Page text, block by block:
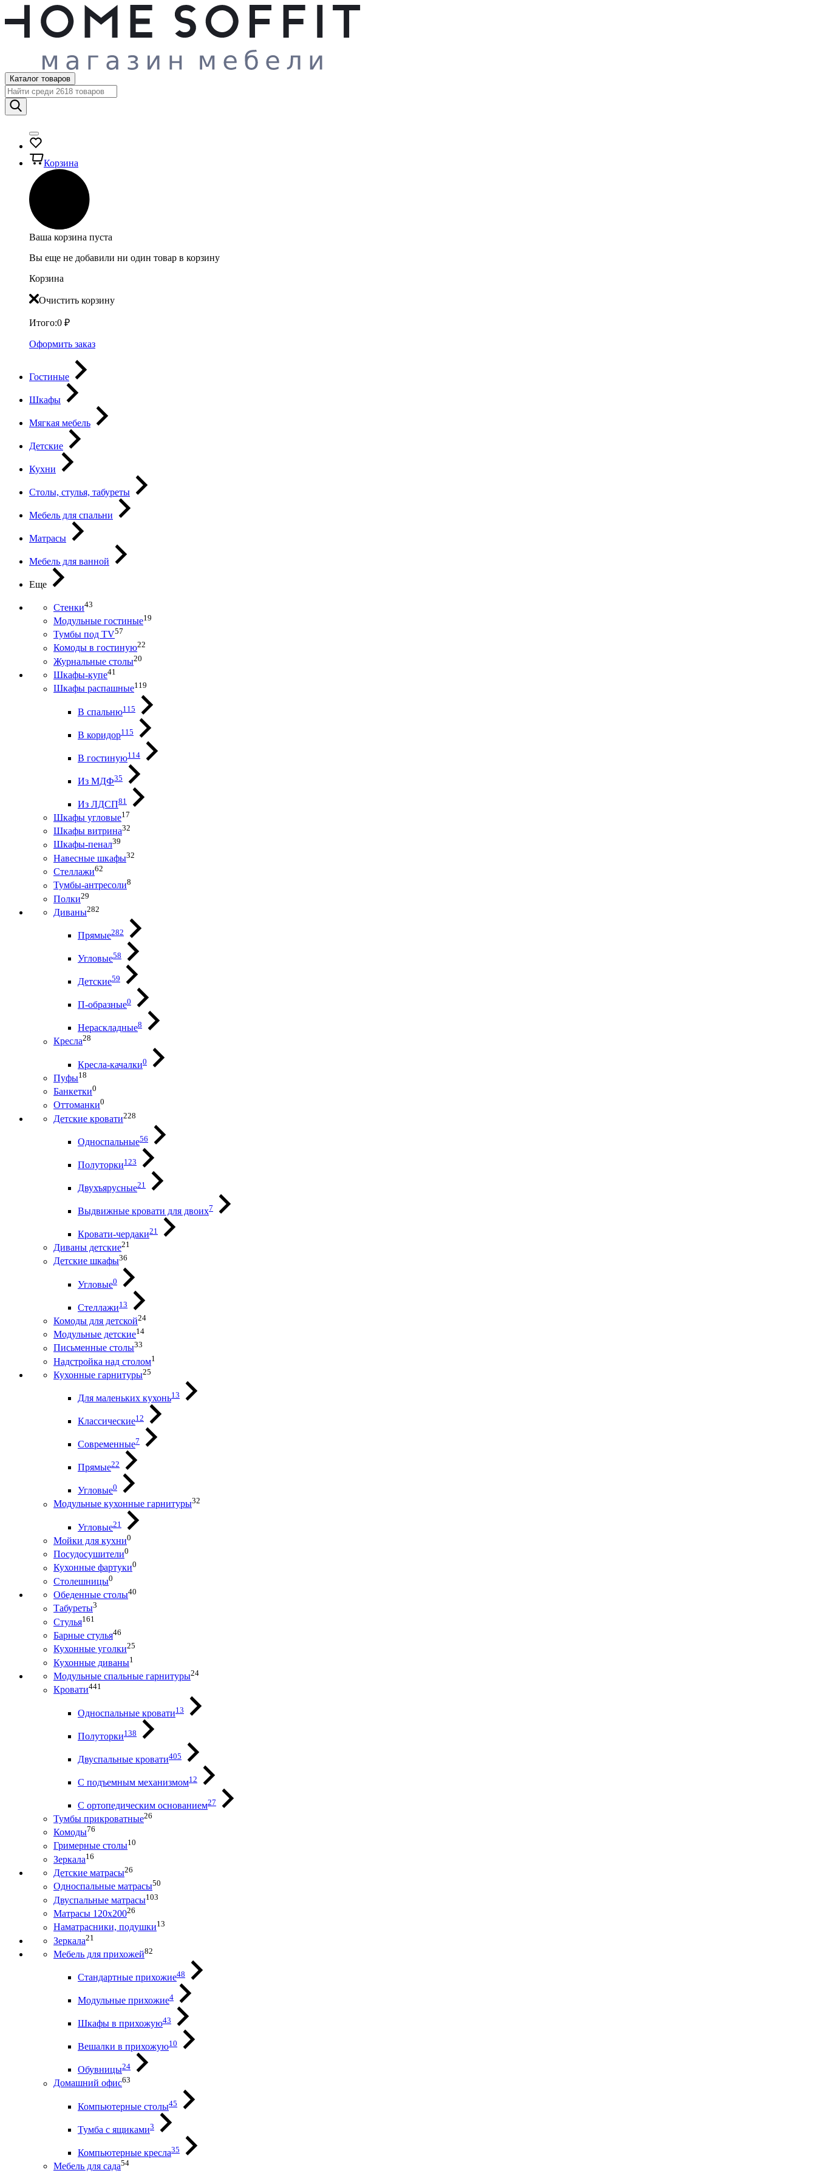
Каталог товаров
Корзина
Ваша корзина пуста
Вы еще не добавили ни один товар в корзину
Корзина
Очистить корзину
Итого:0 ₽
Оформить заказ
Гостиные
Шкафы
Мягкая мебель
Детские
Кухни
Столы, стулья, табуреты
Мебель для спальни
Матрасы
Мебель для ванной
Еще
Стенки43
Модульные гостиные19
Тумбы под ТV57
Комоды в гостиную22
Журнальные столы20
Шкафы-купе41
Шкафы распашные119
В спальню115
В коридор115
В гостиную114
Из МДФ35
Из ЛДСП81
Шкафы угловые17
Шкафы витрина32
Шкафы-пенал39
Навесные шкафы32
Стеллажи62
Тумбы-антресоли8
Полки29
Диваны282
Прямые282
Угловые58
Детские59
П-образные0
Нераскладные8
Кресла28
Кресла-качалки0
Пуфы18
Банкетки0
Оттоманки0
Детские кровати228
Односпальные56
Полуторки123
Двухъярусные21
Выдвижные кровати для двоих7
Кровати-чердаки21
Диваны детские21
Детские шкафы36
Угловые0
Стеллажи13
Комоды для детской24
Модульные детские14
Письменные столы33
Надстройка над столом1
Кухонные гарнитуры25
Для маленьких кухонь13
Классические12
Современные7
Прямые22
Угловые0
Модульные кухонные гарнитуры32
Угловые21
Мойки для кухни0
Посудосушители0
Кухонные фартуки0
Столешницы0
Обеденные столы40
Табуреты3
Стулья161
Барные стулья46
Кухонные уголки25
Кухонные диваны1
Модульные спальные гарнитуры24
Кровати441
Односпальные кровати13
Полуторки138
Двуспальные кровати405
С подъемным механизмом12
С ортопедическим основанием27
Тумбы прикроватные26
Комоды76
Гримерные столы10
Зеркала16
Детские матрасы26
Односпальные матрасы50
Двуспальные матрасы103
Матрасы 120х20026
Наматрасники, подушки13
Зеркала21
Мебель для прихожей82
Стандартные прихожие48
Модульные прихожие4
Шкафы в прихожую43
Вешалки в прихожую10
Обувницы24
Домашний офис63
Компьютерные столы45
Тумба с ящиками3
Компьютерные кресла35
Мебель для сада54